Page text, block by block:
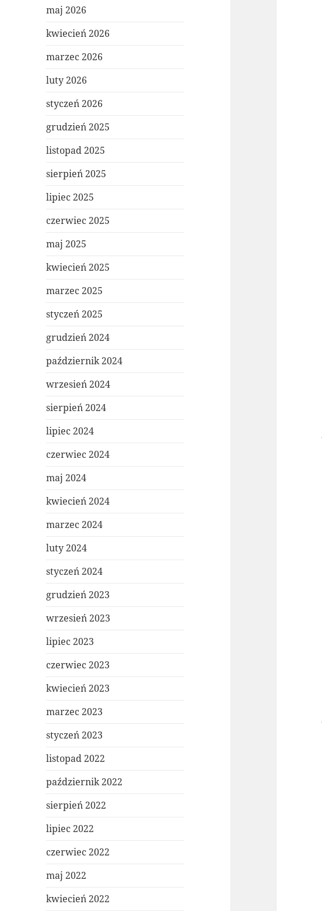
maj 2026
kwiecień 2026
marzec 2026
luty 2026
styczeń 2026
grudzień 2025
listopad 2025
sierpień 2025
lipiec 2025
czerwiec 2025
maj 2025
kwiecień 2025
marzec 2025
styczeń 2025
grudzień 2024
październik 2024
wrzesień 2024
sierpień 2024
lipiec 2024
czerwiec 2024
maj 2024
kwiecień 2024
marzec 2024
luty 2024
styczeń 2024
grudzień 2023
wrzesień 2023
lipiec 2023
czerwiec 2023
kwiecień 2023
marzec 2023
styczeń 2023
listopad 2022
październik 2022
sierpień 2022
lipiec 2022
czerwiec 2022
maj 2022
kwiecień 2022